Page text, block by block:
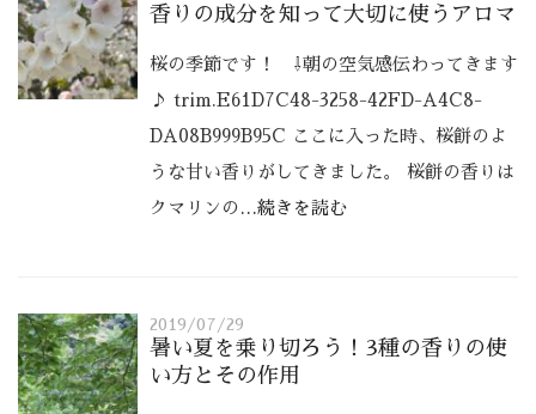
香りの成分を知って大切に使うアロマ
桜の季節です！ ⇩朝の空気感伝わってきます
♪ trim.E61D7C48-3258-42FD-A4C8-
DA08B999B95C ここに入った時、桜餅のよ
うな甘い香りがしてきました。 桜餅の香りは
クマリンの …続きを読む
2019/07/29
暑い夏を乗り切ろう！3種の香りの使
い方とその作用